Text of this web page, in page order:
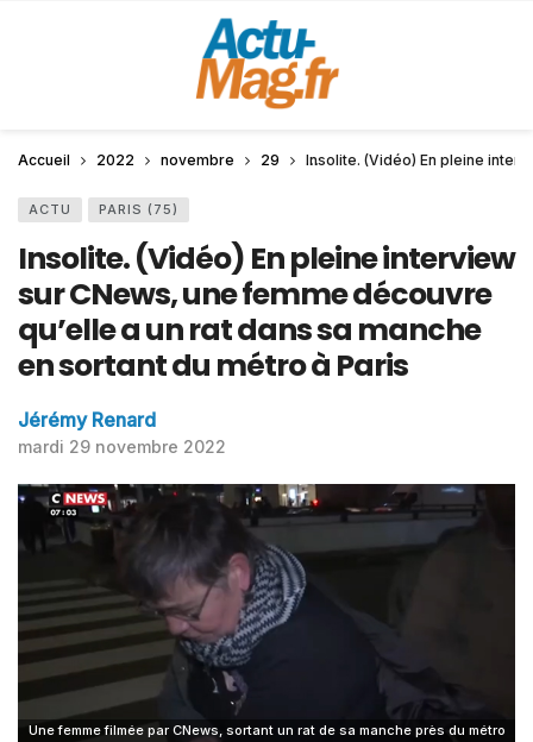
Accueil 2022 novembre 29 Insolite. (Vidéo) En pleine
ACTU PARIS (75)
Insolite. (Vidéo) En pleine interview
sur CNews, une femme découvre
qu’elle a un rat dans sa manche
en sortant du métro à Paris
Jérémy Renard
mardi 29 novembre 2022
Une femme filmée par CNews, sortant un rat de sa manche près du métro